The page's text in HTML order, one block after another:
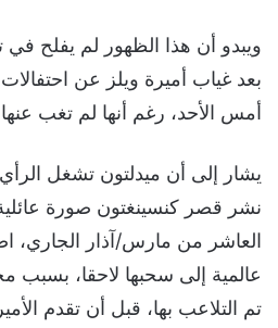
ويبدو أن هذا الظهور لم يفلح في
بعد غياب أميرة ويلز عن
أمس الأحد، رغم أنها لم تغب
يشار إلى أن ميدلتون تشغل الرأي
نشر قصر كنسينغتون صورة
العاشر من مارس/آذار الجاري،
عالمية إلى سحبها لاحقا،
تم التلاعب بها، قبل أن تقدم